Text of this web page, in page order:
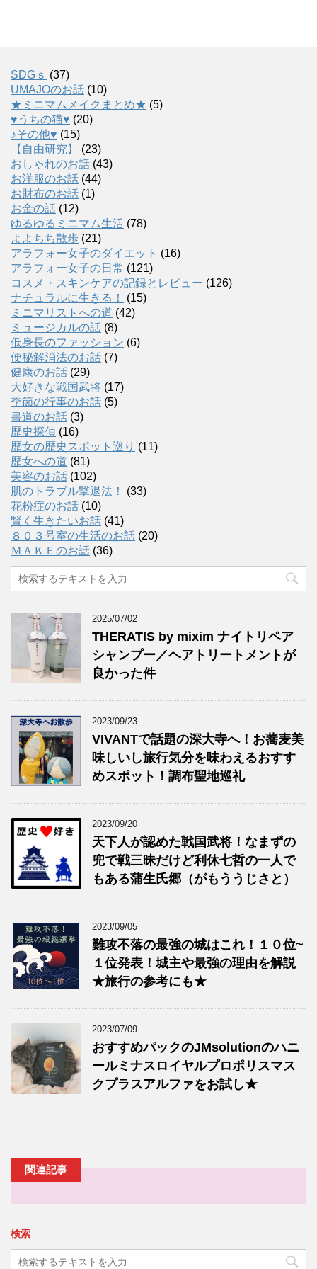
SDGｓ (37)
UMAJOのお話 (10)
★ミニマムメイクまとめ★ (5)
♥うちの猫♥ (20)
♪その他♥ (15)
【自由研究】
(23)
おしゃれのお話 (43)
お洋服のお話 (44)
お財布のお話 (1)
お金の話 (12)
ゆるゆるミニマム生活 (78)
よよちち散歩 (21)
アラフォー女子のダイエット (16)
アラフォー女子の日常 (121)
コスメ・スキンケアの記録とレビュー (126)
ナチュラルに生きる！
(15)
ミニマリストへの道 (42)
ミュージカルの話 (8)
低身長のファッション (6)
便秘解消法のお話 (7)
健康のお話 (29)
大好きな戦国武将 (17)
季節の行事のお話 (5)
書道のお話 (3)
歴史探偵 (16)
歴女の歴史スポット巡り (11)
歴女への道 (81)
美容のお話 (102)
肌のトラブル撃退法！
(33)
花粉症のお話 (10)
賢く生きたいお話 (41)
８０３号室の生活のお話 (20)
ＭＡＫＥのお話 (36)
2025/07/02
THERATIS by mixim ナイトリペア
シャンプー／ヘアトリートメントが
良かった件
2023/09/23
VIVANTで話題の深大寺へ！お蕎麦美
味しいし旅行気分を味わえるおすす
めスポット！調布聖地巡礼
2023/09/20
天下人が認めた戦国武将！なまずの
兜で戦三昧だけど利休七哲の一人で
もある蒲生氏郷（がもううじさと）
2023/09/05
難攻不落の最強の城はこれ！１０位~
１位発表！城主や最強の理由を解説
★旅行の参考にも★
2023/07/09
おすすめパックのJMsolutionのハニ
ールミナスロイヤルプロポリスマス
クプラスアルファをお試し★
関連記事
検索